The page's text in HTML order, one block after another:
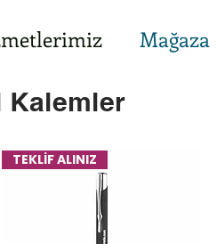
Mağaza
Kalemler
TEKLİF ALINIZ